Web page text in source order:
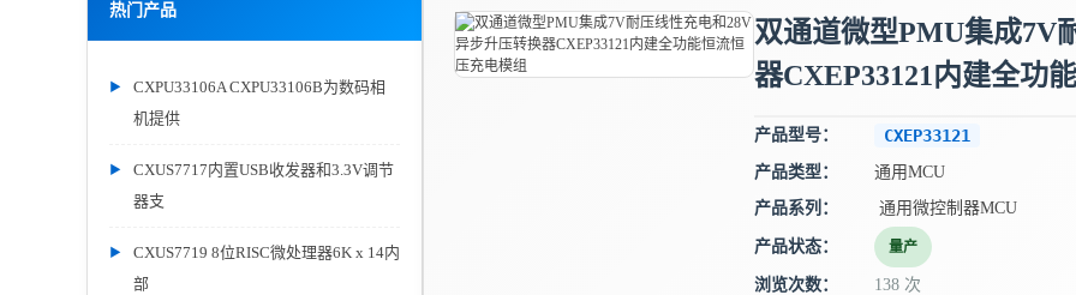
热门产品
CXPU33106A CXPU33106B为数码相
机提供
CXUS7717内置USB收发器和3.3V调节
器支
CXUS7719 8位RISC微处理器6K x 14内
部
双通道微型PMU集成7V
器CXEP33121内建全功
产品型号： CXEP33121
产品类型：
通用MCU
产品系列：
通用微控制器MCU
产品状态： 量产
浏览次数： 138 次